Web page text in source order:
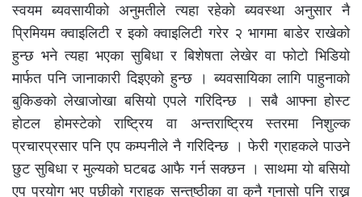
स्वयम ब्यवसायीको अनुमतीले त्यहा रहेको ब्यवस्था अनुसार नै
प्रिमियम क्वाइलिटी र इको क्वाइलिटी गरेर २ भागमा बाडेर राखेको
हुन्छ भने त्यहा भएका सुबिधा र बिशेषता लेखेर वा फोटो भिडियो
मार्फत पनि जानाकारी दिइएको हुन्छ । ब्यवसायिका लागि पाहुनाको
बुकिङको लेखाजोखा बसियो एपले गरिदिन्छ । सबै आफ्ना होस्ट
होटल होमस्टेको राष्ट्रिय वा अन्तराष्ट्रिय स्तरमा निशुल्क
प्रचारप्रसार पनि एप कम्पनीले नै गरिदिन्छ । फेरी ग्राहकले पाउने
छुट सुबिधा र मुल्यको घटबढ आफै गर्न सक्छन । साथमा यो बसियो
एप प्रयोग भए पछीको ग्राहक सन्तुष्ठीका वा कुनै गुनासो पनि राख्न